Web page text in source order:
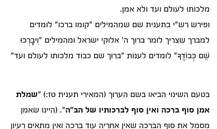
מלכותו לעולם ועד ולא אמן.
ופירש רש"י בתענית שם שמהמילים "קומו ברכו" לומדים
למברך שצריך לומר ברוך ה' אלוקי ישראל ומהמילים "וִיבָרְכוּ
שֵׁם כְּבוֹדֶךָ" לומדים לענות "ברוך שם כבוד מלכותו לעולם ועד"
בטעם השינוי הביאו בשם הערוך (המאירי תענית טז:) "שמלת
אמן סוף ברכה ואין סוף לברכותיו של הב"ה". (היינו שאמן
מסמל את סוף הברכה שאין אחריה עוד ברכה ואין מתאים רעיון